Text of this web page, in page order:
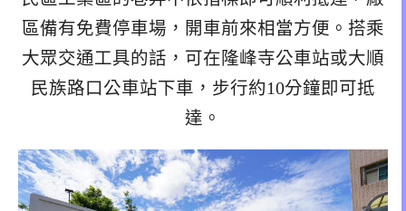
區備有免費停車場，開車前來相當方便。搭乘
大眾交通工具的話，可在隆峰寺公車站或大順
民族路口公車站下車，步行約10分鐘即可抵
達。